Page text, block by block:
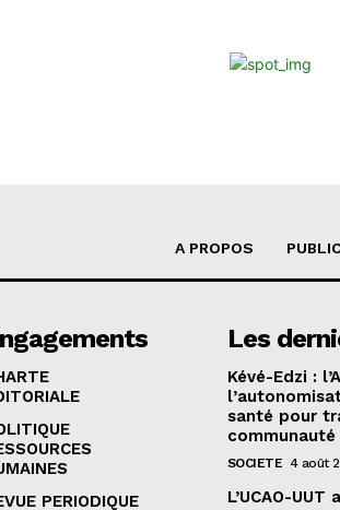
A PROPOS
PERIODIQUE
Les
Kévé-Edzi :
santé pour
communauté
SOCIETE 4 août
L’UCAO-